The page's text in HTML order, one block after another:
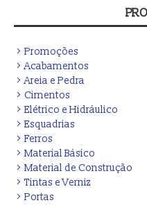
Promoções
Acabamentos
Areia e Pedra
Cimentos
Elétrico e Hidráulico
Esquadrias
Ferros
Material Básico
Material de Construção
Tintas e Verniz
Portas